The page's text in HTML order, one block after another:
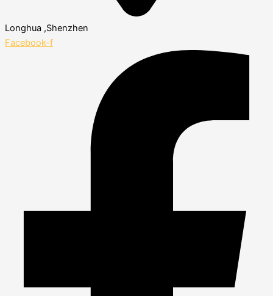
Longhua ,Shenzhen
Facebook-f